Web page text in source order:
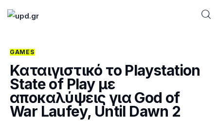
Home
News
Games
GAMES
Καταιγιστικό το Playstation
State of Play με
αποκαλύψεις για God of
War Laufey, Until Dawn 2